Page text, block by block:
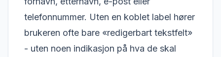
telefonnummer. Uten en koblet label hører
brukeren ofte bare «redigerbart tekstfelt»
- uten noen indikasjon på hva de skal